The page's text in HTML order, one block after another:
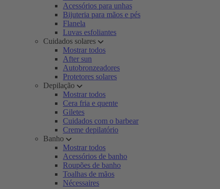
Acessórios para unhas
Bijuteria para mãos e pés
Flanela
Luvas esfoliantes
Cuidados solares
Mostrar todos
After sun
Autobronzeadores
Protetores solares
Depilação
Mostrar todos
Cera fria e quente
Giletes
Cuidados com o barbear
Creme depilatório
Banho
Mostrar todos
Acessórios de banho
Roupões de banho
Toalhas de mãos
Nécessaires